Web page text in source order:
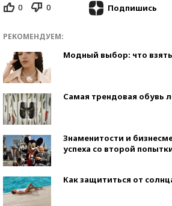
0 0 Подпишись
РЕКОМЕНДУЕМ:
Модный выбор: что взять
Самая трендовая обувь
Знаменитости и
успеха со второй
Как защититься от